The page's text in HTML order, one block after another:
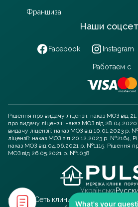
Франшиза
Наши
Facebook Instagram
Работаем с
Рішення про видачу ліцензії: наказ МОЗ від
про видачу ліцензії: наказ МОЗ від
видачу ліцензії: наказ МОЗ від 10.01.2023 р.
ліцензії: наказ МОЗ від 20.12.2023 р. №2164,
наказ МОЗ від 04.06.2021 р. №1115, Рішення
МОЗ від 26.05.2021 р. №1038
Українська
© 2025 Сеть клиник PULSE. All rights